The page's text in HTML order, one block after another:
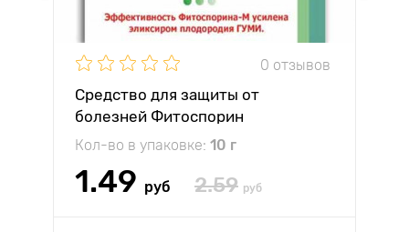
0 отзывов
Средство для защиты от
болезней Фитоспорин
Кол-во в упаковке: 10 г
1.49 руб 2.59 руб